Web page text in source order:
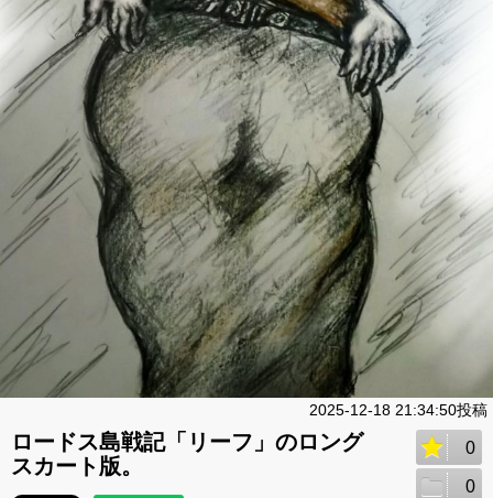
2025-12-18 21:34:50投稿
ロードス島戦記「リーフ」のロング
スカート版。
0
0